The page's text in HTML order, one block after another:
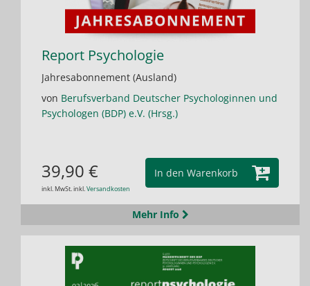
Report Psychologie
Jahresabonnement (Ausland)
von Berufsverband Deutscher Psychologinnen und
Psychologen (BDP) e.V. (Hrsg.)
In den Warenkorb
39,90 €
inkl. MwSt. inkl.Versandkosten
Mehr Info